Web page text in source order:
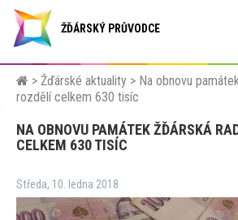
ŽĎÁRSKÝ PRŮVODCE
> Žďárské aktuality > Na obnovu
rozdělí celkem 630 tisíc
NA OBNOVU PAMÁTEK ŽĎÁRSKÁ
CELKEM 630 TISÍC
Středa, 10. ledna 2018